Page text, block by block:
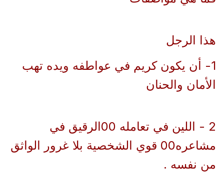
هذا الرجل
1- أن يكون كريم في عواطفه ويده تهب
الأمان والحنان
2 - اللين في تعامله 00الرقيق في
مشاعره00 قوي الشخصية بلا غرور الواثق
من نفسه .